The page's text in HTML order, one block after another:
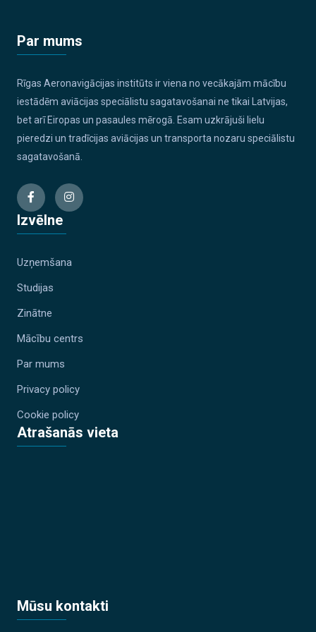
Par mums
Rīgas Aeronavigācijas institūts ir viena no vecākajām mācību
iestādēm aviācijas speciālistu sagatavošanai ne tikai Latvijas,
bet arī Eiropas un pasaules mērogā. Esam uzkrājuši lielu
pieredzi un tradīcijas aviācijas un transporta nozaru speciālistu
sagatavošanā.
Izvēlne
Uzņemšana
Studijas
Zinātne
Mācību centrs
Par mums
Privacy policy
Cookie policy
Atrašanās vieta
Mūsu kontakti